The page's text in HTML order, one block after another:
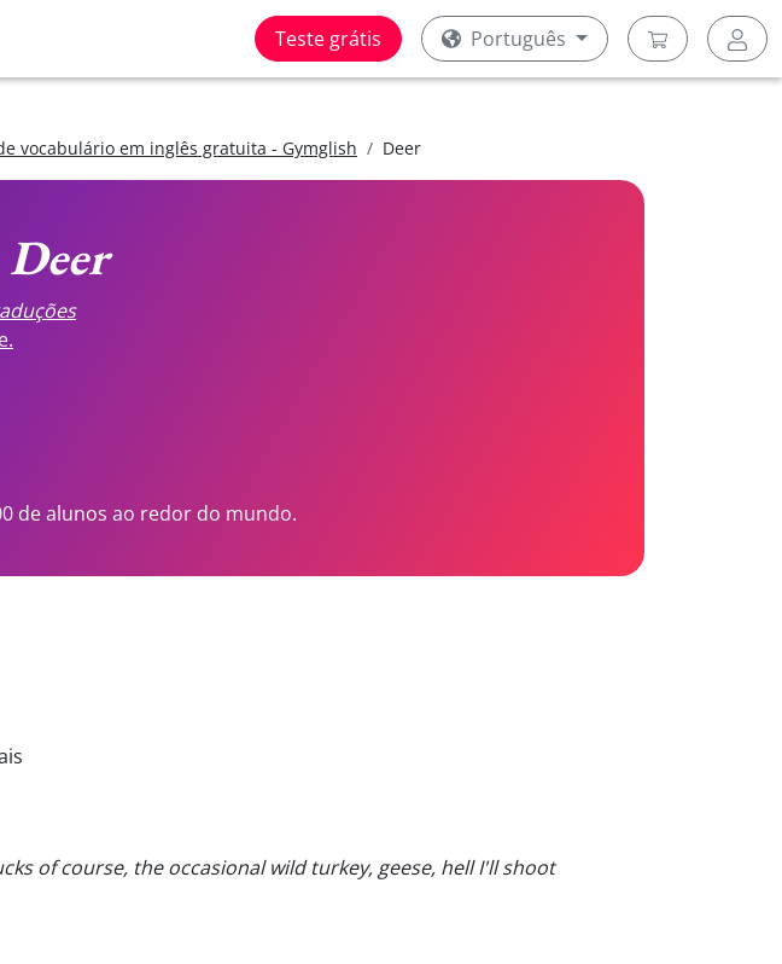
Teste grátis Português
vocabulário em inglês gratuita - Gymglish Deer
Deer
de alunos ao redor do mundo.
of course, the occasional wild turkey, geese, hell I'll shoot